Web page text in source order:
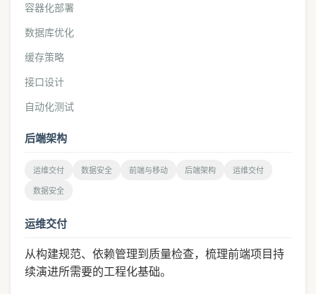
容器化部署
数据库优化
缓存策略
接口设计
自动化测试
后端架构
运维交付 数据安全 前端与移动 后端架构
运维交付
数据安全
运维交付
从构建规范、依赖管理到质量检查，梳理前端项目持
续演进所需要的工程化基础。